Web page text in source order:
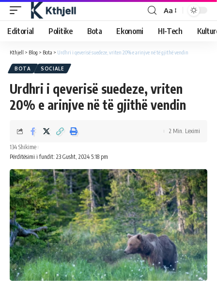
Aa
Editorial Politike Bota Ekonomi HI-Tech
Kthjell > Blog > Bota > Urdhri i qeverisë suedeze, vriten 20% e arinjve në të gjithë vendin
BOTA SOCIALE
Urdhri i qeverisë suedeze, vriten
20% e arinjve në të gjithë vendin
Përditësimi i fundit: 23 Gusht, 2024 5:18 pm
134 Shikime
2 Min. Leximi